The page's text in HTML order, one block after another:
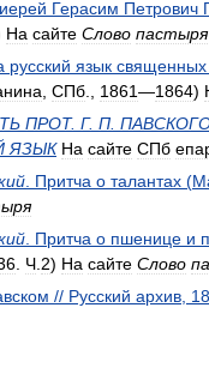
Герасим Петрович
На сайте Слово пастыря
русский язык священных
СПб 1861—1864)
ПРОТ. Г. П
ЯЗЫК На сайте СПб
Притча о талантах (
Притча о пшенице и
Ч 2) На сайте Слово
// Русский архив